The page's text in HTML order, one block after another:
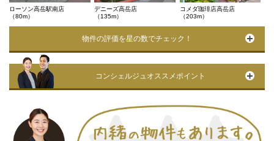
ローソン高岳駅南店
（80m）
デニーズ高岳店
（135m）
コメダ珈琲店高岳店
（203m）
物件の評価を星の数でチェック！
コンシェルジュオススメポイント